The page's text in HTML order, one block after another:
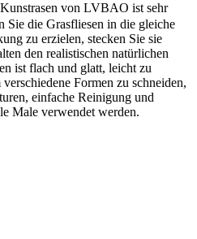
von LVBAO ist sehr
Sie die Grasfliesen in die gleiche
zu erzielen, stecken Sie sie
den realistischen natürlichen
ist flach und glatt, leicht zu
Formen zu schneiden,
einfache Reinigung und
Male verwendet werden.